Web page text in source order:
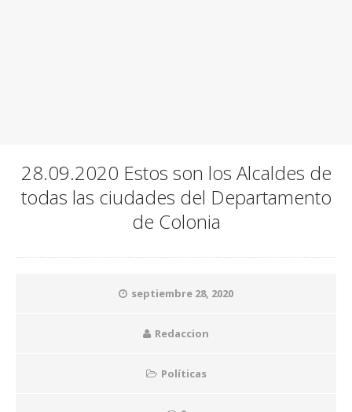
28.09.2020 Estos son los Alcaldes de
todas las ciudades del Departamento
de Colonia
septiembre 28, 2020
Redaccion
Políticas